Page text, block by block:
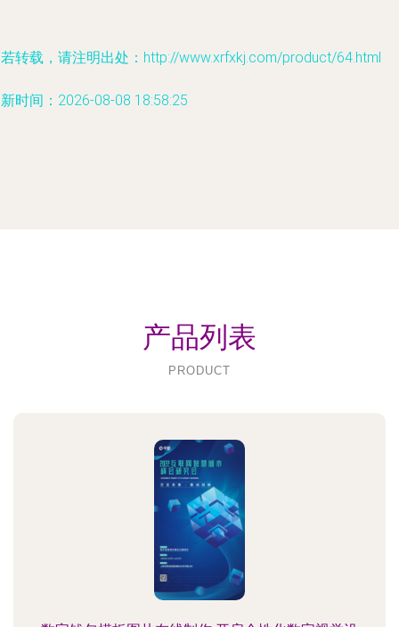
转载，请注明出处：http://www.xrfxkj.com/product/64.html
时间：2026-08-08 18:58:25
产品列表
PRODUCT